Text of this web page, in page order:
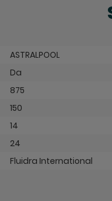
ASTRALPOOL
Da
875
150
14
24
Fluidra International